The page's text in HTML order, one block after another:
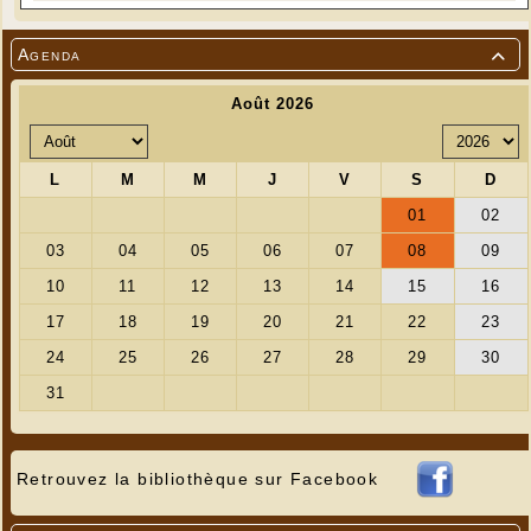

Agenda
Retrouvez la bibliothèque sur Facebook